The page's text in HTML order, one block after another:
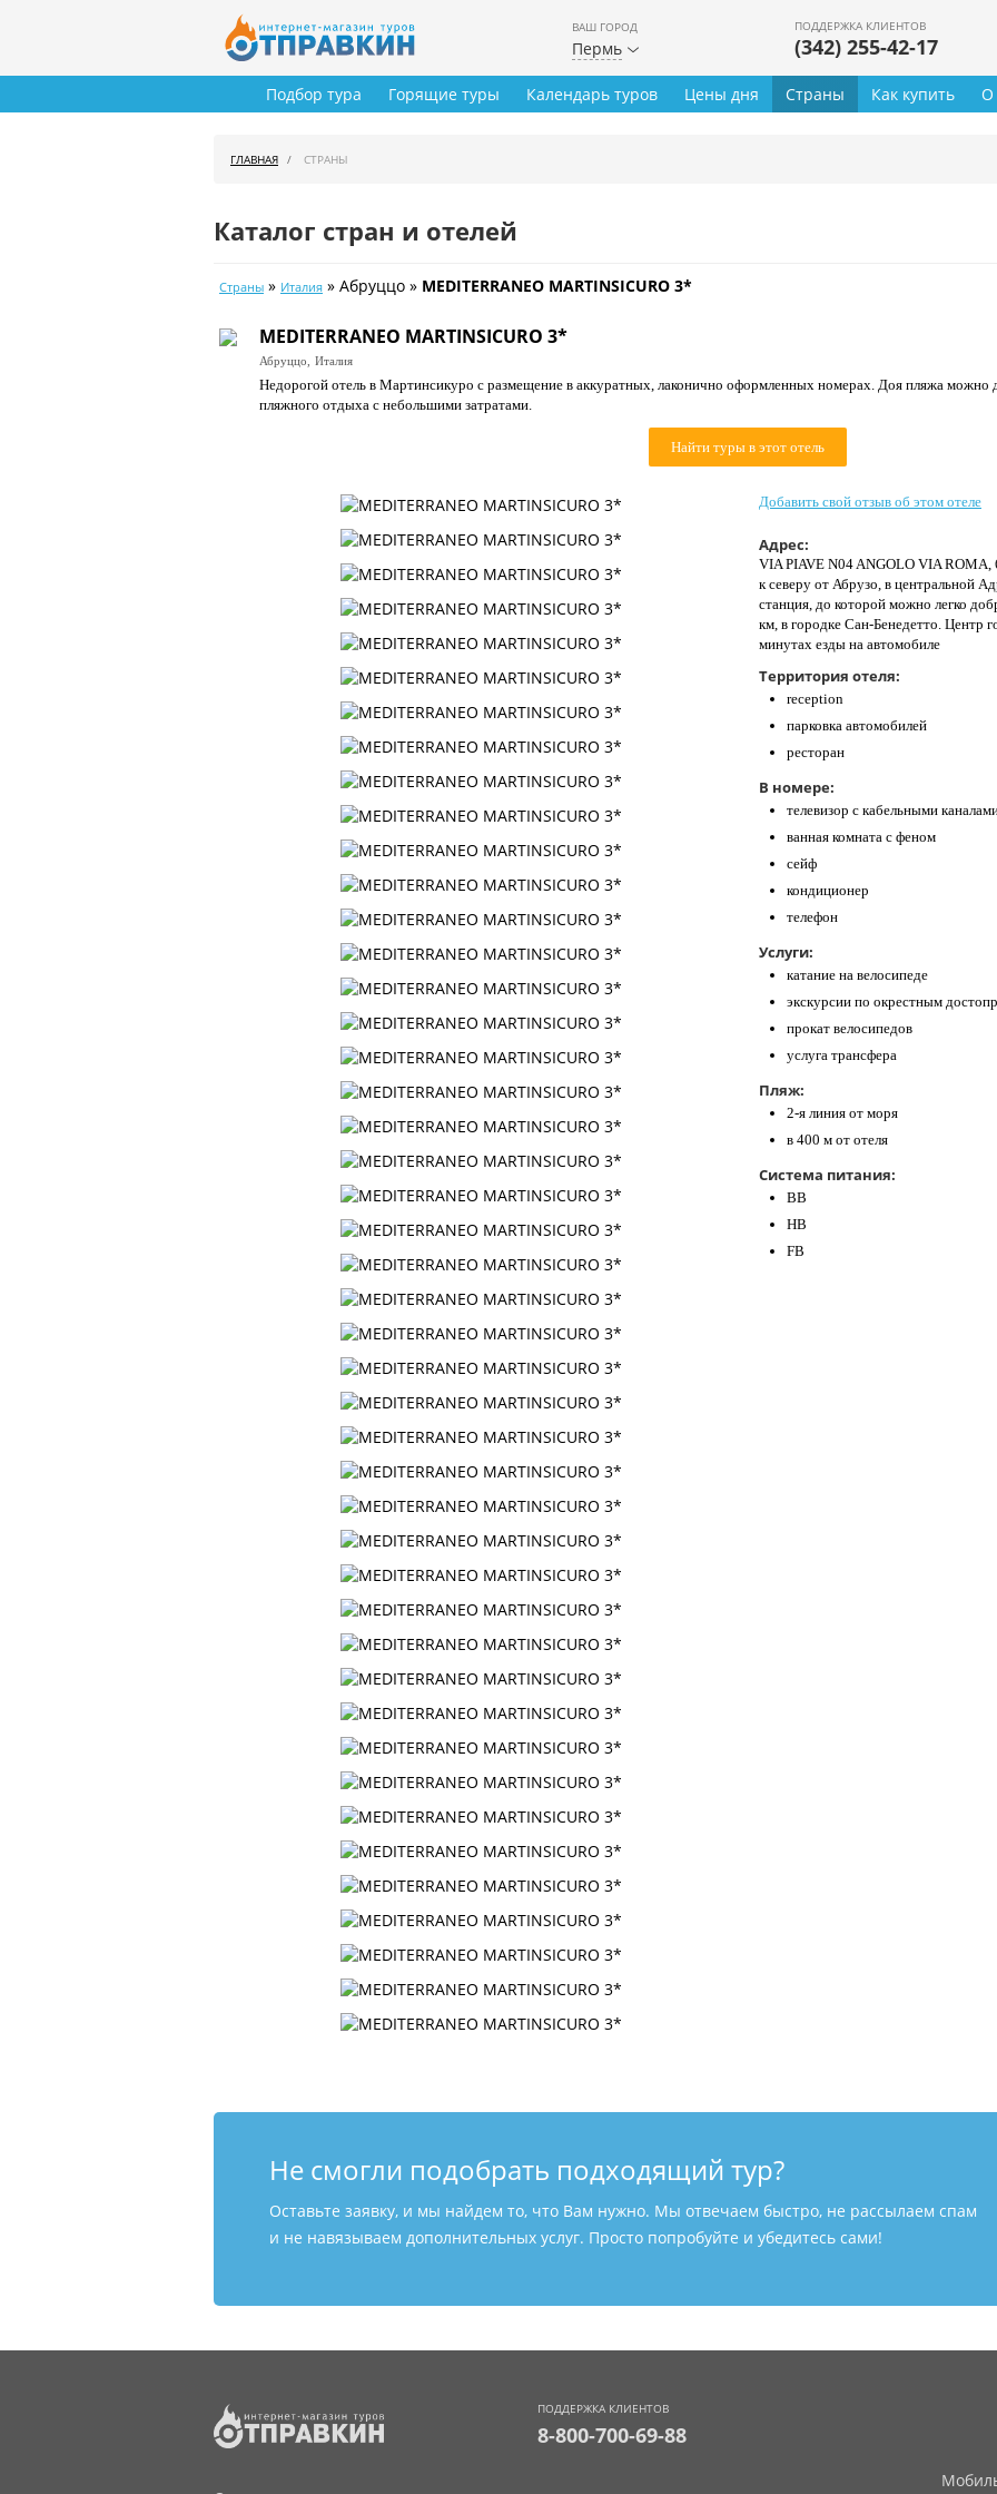
ВАШ ГОРОД
Пермь
ПОДДЕРЖКА КЛИЕНТОВ
(342) 255-42-17
Подбор тура Горящие туры Календарь туров Цены дня Страны Как купить О
ГЛАВНАЯ СТРАНЫ
Каталог стран и отелей
Страны » Италия » Абруццо » MEDITERRANEO MARTINSICURO 3*
MEDITERRANEO MARTINSICURO 3*
Абруццо, Италия
Недорогой отель в Мартинсикуро с размещение в аккуратных, лаконично оформленных номерах. Доя пляжа можно
пляжного отдыха с небольшими затратами.
Найти туры в этот отель
Добавить свой отзыв об этом отеле
Адрес:
VIA PIAVE N04 ANGOLO VIA
к северу от Абрузо, в центральной
станция, до которой можно легко
км, в городке Сан-Бенедетто. Центр
минутах езды на автомобиле
Территория отеля:
reception
парковка автомобилей
ресторан
В номере:
телевизор с кабельными
ванная комната с феном
сейф
кондиционер
телефон
Услуги:
катание на велосипеде
экскурсии по окрестным
прокат велосипедов
услуга трансфера
Пляж:
2-я линия от моря
в 400 м от отеля
Система питания:
ВВ
НВ
FB
Не смогли подобрать подходящий тур?
Оставьте заявку, и мы найдем то, что Вам нужно. Мы отвечаем быстро, не рассылаем спам
и не навязываем дополнительных услуг. Просто попробуйте и убедитесь сами!
ПОДДЕРЖКА КЛИЕНТОВ
8-800-700-69-88